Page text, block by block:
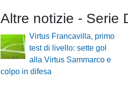
Altre notizie - Serie
Virtus Francavilla, primo
test di livello: sette gol
alla Virtus Sammarco e
colpo in difesa